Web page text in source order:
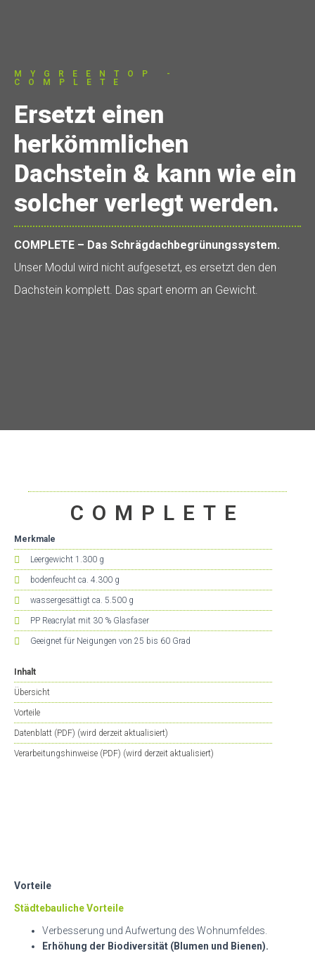
MYGREENTOP -
COMPLETE
Ersetzt einen
herkömmlichen
Dachstein & kann wie ein
solcher verlegt werden.
COMPLETE – Das Schrägdachbegrünungssystem.
Unser Modul wird nicht aufgesetzt, es ersetzt den den
Dachstein komplett. Das spart enorm an Gewicht.
COMPLETE
Merkmale
Leergewicht 1.300 g
bodenfeucht ca. 4.300 g
wassergesättigt ca. 5.500 g
PP Reacrylat mit 30 % Glasfaser
Geeignet für Neigungen von 25 bis 60 Grad
Inhalt
Übersicht
Vorteile
Datenblatt (PDF) (wird derzeit aktualisiert)
Verarbeitungshinweise (PDF) (wird derzeit aktualisiert)
Vorteile
Städtebauliche Vorteile
Verbesserung und Aufwertung des Wohnumfeldes.
Erhöhung der Biodiversität (Blumen und Bienen).